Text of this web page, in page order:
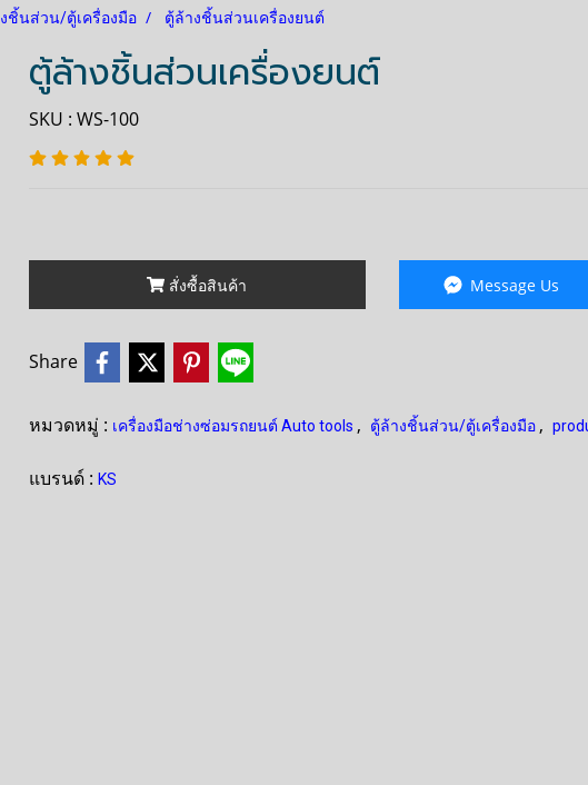
ชิ้นส่วน/ตู้เครื่องมือ ตู้ล้างชิ้นส่วนเครื่องยนต์
ตู้ล้างชิ้นส่วนเครื่องยนต์
SKU : WS-100
สั่งซื้อสินค้า Message Us
Share
หมวดหมู่ : เครื่องมือช่างซ่อมรถยนต์ Auto tools , ตู้ล้างชิ้นส่วน/ตู้เครื่องมือ ,
แบรนด์ : KS